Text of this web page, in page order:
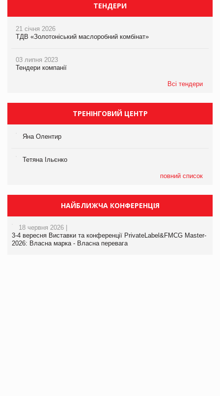
ТЕНДЕРИ
21 січня 2026
ТДВ «Золотоніський маслоробний комбінат»
03 липня 2023
Тендери компанії
Всі тендери
ТРЕНІНГОВИЙ ЦЕНТР
Яна Олентир
Тетяна Ільєнко
повний список
НАЙБЛИЖЧА КОНФЕРЕНЦІЯ
18 червня 2026 |
3-4 вересня Виставки та конференції PrivateLabel&FMCG Master-
2026: Власна марка - Власна перевага